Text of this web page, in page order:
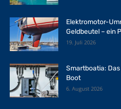
Elektromotor-
Geldbeutel – ein
19. Juli 2026
Smartboatia:
Boot
6. August 2026